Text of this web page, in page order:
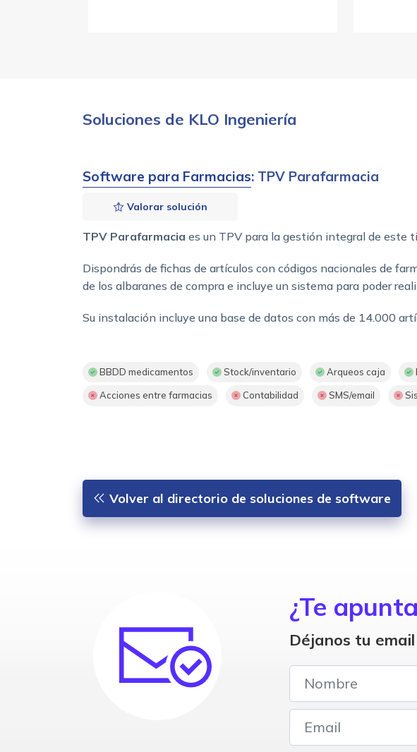
Soluciones de KLO Ingeniería
Software para Farmacias: TPV Parafarmacia
Valorar solución
TPV Parafarmacia es un TPV para la gestión integral de este
Dispondrás de fichas de artículos con códigos nacionales de
de los albaranes de compra e incluye un sistema para poder
Su instalación incluye una base de datos con más de 14.000
BBDD medicamentos Stock/inventario Arqueos caja
Acciones entre farmacias Contabilidad SMS/email
Volver al directorio de soluciones de software
¿Te
Déjanos tu